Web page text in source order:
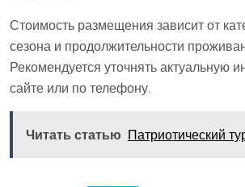
Стоимость размещения зависит от
сезона и продолжительности
Рекомендуется уточнять актуальную
сайте или по телефону.
Читать статью Патриотический